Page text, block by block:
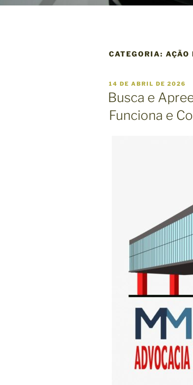
CATEGORIA: AÇÃO
P
U
B
I
14 DE ABRIL DE 2026
Busca e
Funciona e